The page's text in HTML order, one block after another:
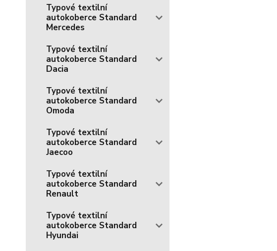
Typové textilní
autokoberce Standard
Mercedes
Typové textilní
autokoberce Standard
Dacia
Typové textilní
autokoberce Standard
Omoda
Typové textilní
autokoberce Standard
Jaecoo
Typové textilní
autokoberce Standard
Renault
Typové textilní
autokoberce Standard
Hyundai